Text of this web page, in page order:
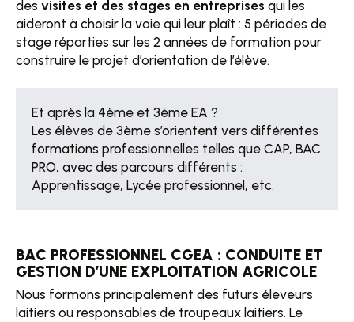
des visites et des stages en entreprises qui les
aideront à choisir la voie qui leur plaît : 5 périodes de
stage réparties sur les 2 années de formation pour
construire le projet d’orientation de l’élève.
Et après la 4ème et 3ème EA ?
Les élèves de 3ème s’orientent vers différentes
formations professionnelles telles que CAP, BAC
PRO, avec des parcours différents :
Apprentissage, Lycée professionnel, etc.
BAC PROFESSIONNEL CGEA : CONDUITE ET
GESTION D’UNE EXPLOITATION AGRICOLE
Nous formons principalement des futurs éleveurs
laitiers ou responsables de troupeaux laitiers. Le